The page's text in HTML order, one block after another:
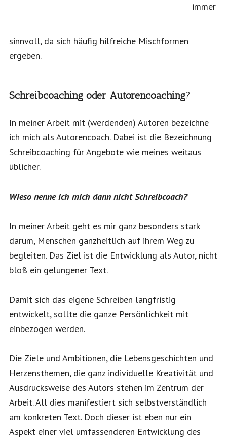
immer
sinnvoll, da sich häufig hilfreiche Mischformen
ergeben.
Schreibcoaching oder Autorencoaching?
In meiner Arbeit mit (werdenden) Autoren bezeichne
ich mich als Autorencoach. Dabei ist die Bezeichnung
Schreibcoaching für Angebote wie meines weitaus
üblicher.
Wieso nenne ich mich dann nicht Schreibcoach?
In meiner Arbeit geht es mir ganz besonders stark
darum, Menschen ganzheitlich auf ihrem Weg zu
begleiten. Das Ziel ist die Entwicklung als Autor, nicht
bloß ein gelungener Text.
Damit sich das eigene Schreiben langfristig
entwickelt, sollte die ganze Persönlichkeit mit
einbezogen werden.
Die Ziele und Ambitionen, die Lebensgeschichten und
Herzensthemen, die ganz individuelle Kreativität und
Ausdrucksweise des Autors stehen im Zentrum der
Arbeit. All dies manifestiert sich selbstverständlich
am konkreten Text. Doch dieser ist eben nur ein
Aspekt einer viel umfassenderen Entwicklung des